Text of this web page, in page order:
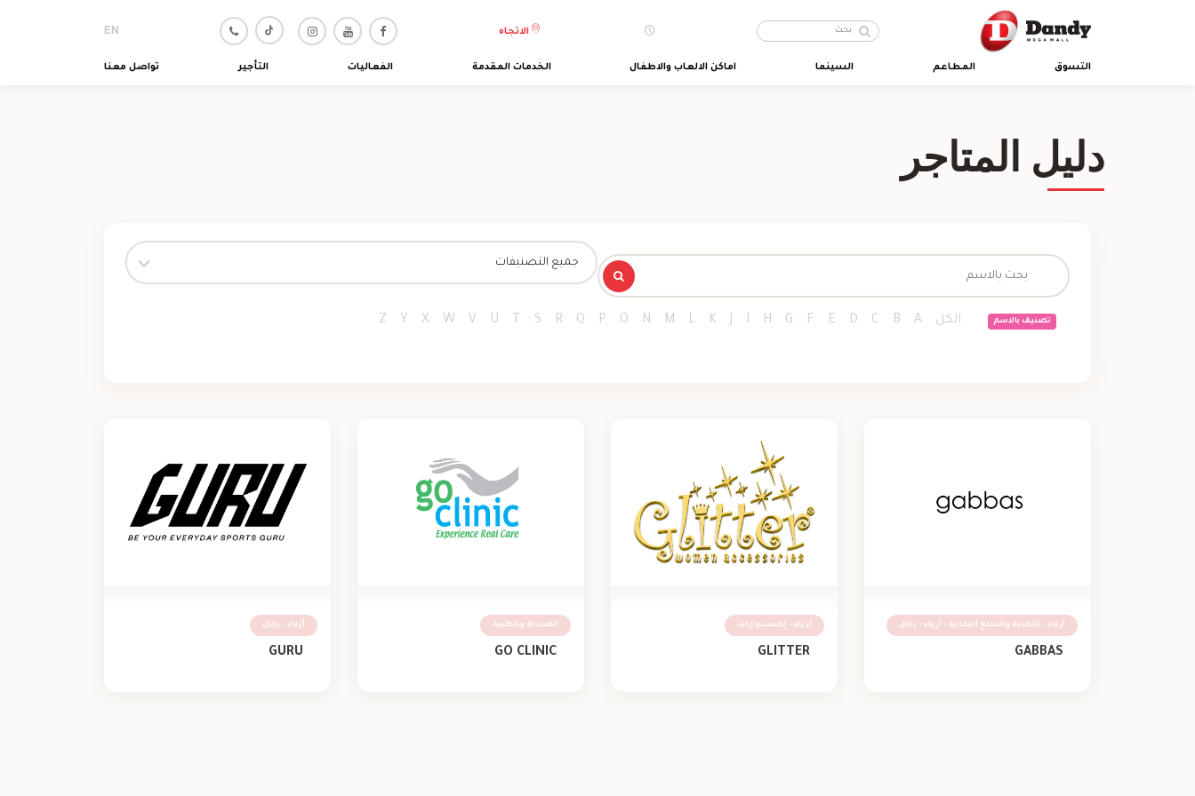
الاتجاه EN
التسوق المطاعم السينما اماكن الالعاب والاطفال الخدمات المقدمة الفعاليات التأجير تواصل معنا
دليل المتاجر
جميع التصنيفات
تصنيف بالاسم الكل A
B
C
D
E
F
G
H
I
K
L
M
N
O
P
Q
R
S
T
U
V
W
X
Y
Z
أزياء - الأحذية والسلع الجلدية - أزياء - رجال
GABBAS
أزياء - إكسسوارات
GLITTER
الصيدلة والطبية
GO CLINIC
أزياء - رجال
GURU